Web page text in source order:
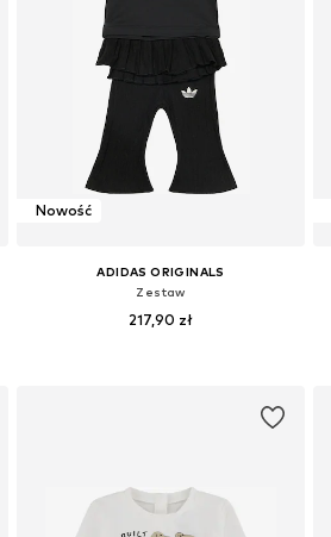
Nowość
ADIDAS ORIGINALS
Zestaw
217,90 zł